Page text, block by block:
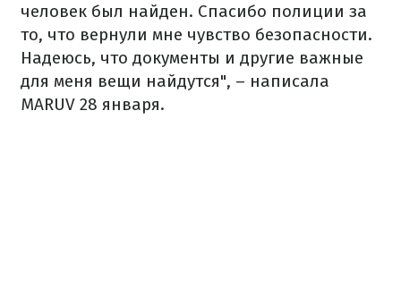
человек был найден. Спасибо полиции за
то, что вернули мне чувство безопасности.
Надеюсь, что документы и другие важные
для меня вещи найдутся", – написала
MARUV 28 января.